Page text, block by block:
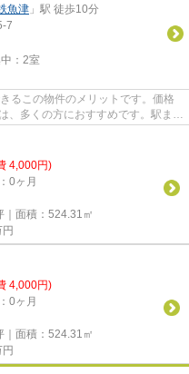
魚津 」駅 徒歩10分
7
： 2室
るこの物件のメリットです。価格
、多くの方におすすめです。駅まで
4,000円)
0ヶ月
｜面積：524.31㎡
4,000円)
0ヶ月
｜面積：524.31㎡